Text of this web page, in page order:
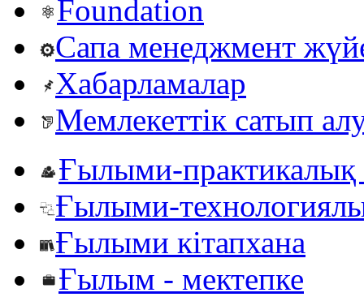
Foundation
Сапа менеджмент
Хабарламалар
Мемлекеттік сатып
Ғылыми-практикалық
Ғылыми-
Ғылыми кітапхана
Ғылым - мектепке